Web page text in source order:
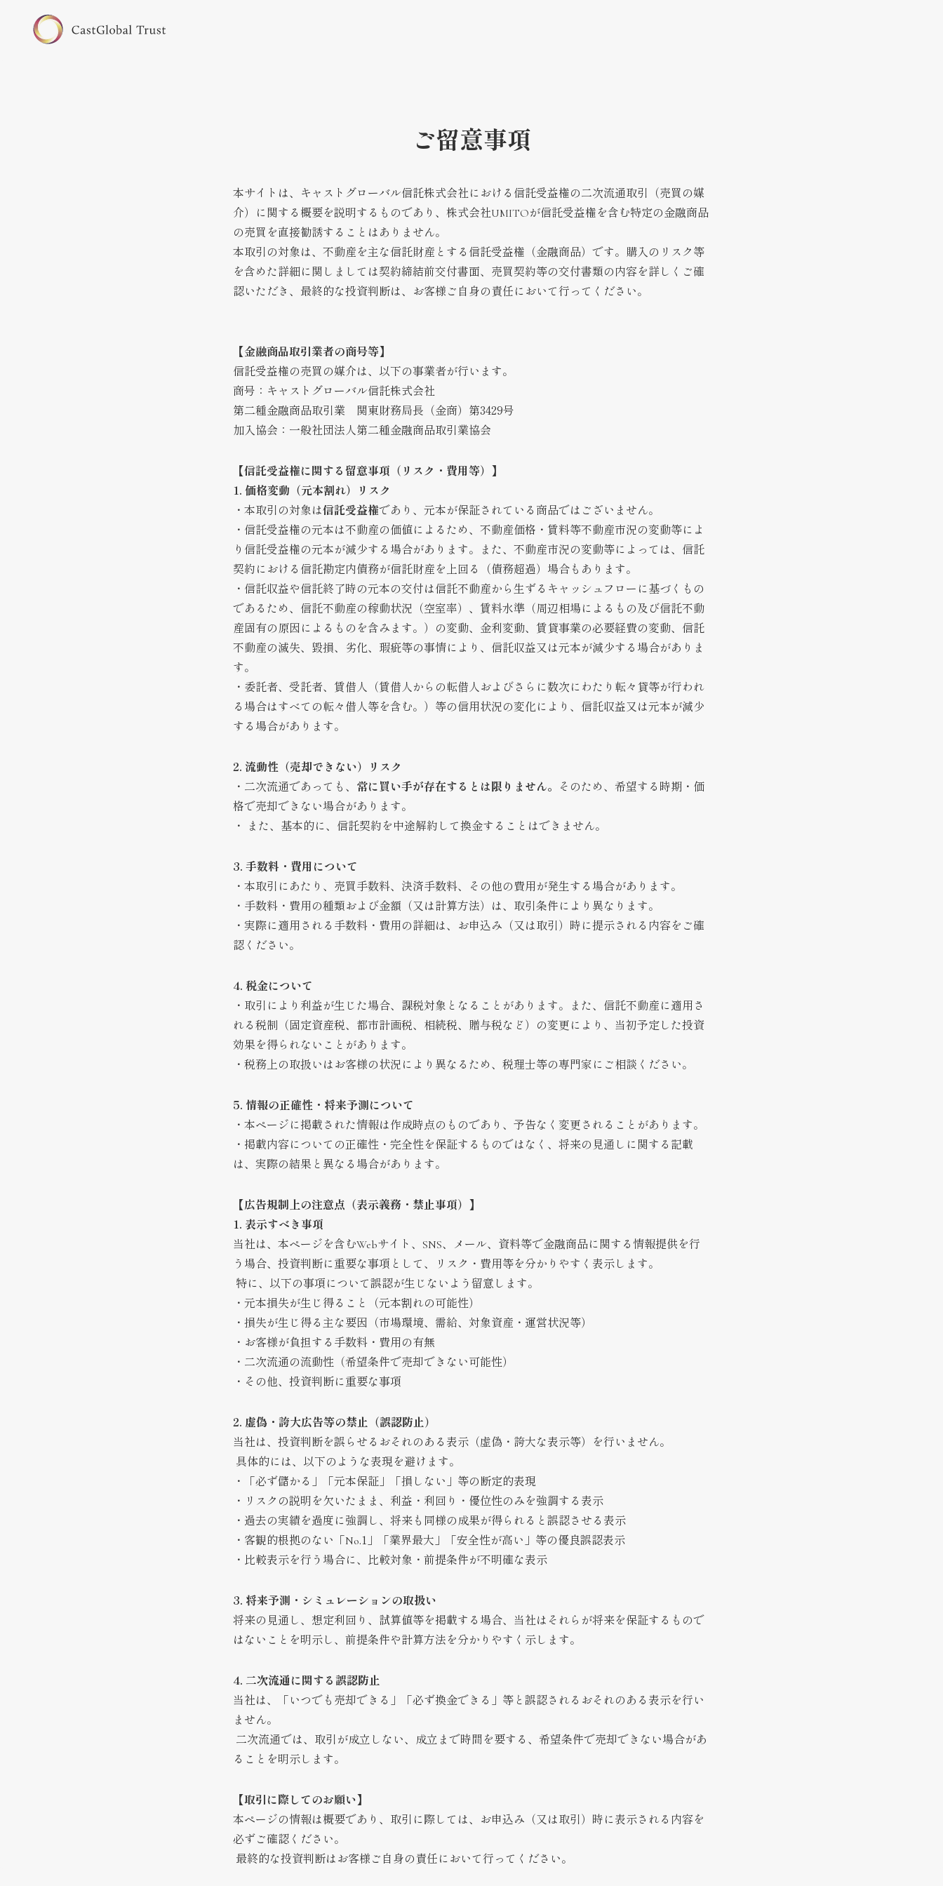
ご留意事項
本サイトは、キャストグローバル信託株式会社における信託受益権の二次流通取引（売買の媒
介）に関する概要を説明するものであり、株式会社UMITOが信託受益権を含む特定の金融商品
の売買を直接勧誘することはありません。
本取引の対象は、不動産を主な信託財産とする信託受益権（金融商品）です。購入のリスク等
を含めた詳細に関しましては契約締結前交付書面、売買契約等の交付書類の内容を詳しくご確
認いただき、最終的な投資判断は、お客様ご自身の責任において行ってください。
【金融商品取引業者の商号等】
信託受益権の売買の媒介は、以下の事業者が行います。
商号：キャストグローバル信託株式会社
第二種金融商品取引業 関東財務局長（金商）第3429号
加入協会：一般社団法人第二種金融商品取引業協会
【信託受益権に関する留意事項（リスク・費用等） 】
1. 価格変動（元本割れ）リスク
・本取引の対象は信託受益権であり、元本が保証されている商品ではございません。
・信託受益権の元本は不動産の価値によるため、不動産価格・賃料等不動産市況の変動等によ
り信託受益権の元本が減少する場合があります。また、不動産市況の変動等によっては、信託
契約における信託勘定内債務が信託財産を上回る（債務超過）場合もあります。
・信託収益や信託終了時の元本の交付は信託不動産から生ずるキャッシュフローに基づくもの
であるため、信託不動産の稼動状況（空室率）、賃料水準（周辺相場によるもの及び信託不動
産固有の原因によるものを含みます。）の変動、金利変動、賃貸事業の必要経費の変動、信託
不動産の滅失、毀損、劣化、瑕疵等の事情により、信託収益又は元本が減少する場合がありま
す。
・委託者、受託者、賃借人（賃借人からの転借人およびさらに数次にわたり転々貸等が行われ
る場合はすべての転々借人等を含む。）等の信用状況の変化により、信託収益又は元本が減少
する場合があります。
2. 流動性（売却できない）リスク
・二次流通であっても、 常に買い手が存在するとは限りません。
そのため、希望する時期・価
格で売却できない場合があります。
・ また、基本的に、信託契約を中途解約して換金することはできません。
3. 手数料・費用について
・本取引にあたり、売買手数料、決済手数料、その他の費用が発生する場合があります。
・手数料・費用の種類および金額（又は計算方法）は、取引条件により異なります。
・実際に適用される手数料・費用の詳細は、お申込み（又は取引）時に提示される内容をご確
認ください。
4. 税金について
・取引により利益が生じた場合、課税対象となることがあります。また、信託不動産に適用さ
れる税制（固定資産税、都市計画税、相続税、贈与税など）の変更により、当初予定した投資
効果を得られないことがあります。
・税務上の取扱いはお客様の状況により異なるため、税理士等の専門家にご相談ください。
5. 情報の正確性・将来予測について
・本ページに掲載された情報は作成時点のものであり、予告なく変更されることがあります。
・掲載内容についての正確性・完全性を保証するものではなく、将来の見通しに関する記載
は、実際の結果と異なる場合があります。
【広告規制上の注意点（表示義務・禁止事項）】
1. 表示すべき事項
当社は、本ページを含むWebサイト、SNS、メール、資料等で金融商品に関する情報提供を行
う場合、投資判断に重要な事項として、リスク・費用等を分かりやすく表示します。
特に、以下の事項について誤認が生じないよう留意します。
・元本損失が生じ得ること（元本割れの可能性）
・損失が生じ得る主な要因（市場環境、需給、対象資産・運営状況等）
・お客様が負担する手数料・費用の有無
・二次流通の流動性（希望条件で売却できない可能性）
・その他、投資判断に重要な事項
2. 虚偽・誇大広告等の禁止（誤認防止）
当社は、投資判断を誤らせるおそれのある表示（虚偽・誇大な表示等）を行いません。
具体的には、以下のような表現を避けます。
・「必ず儲かる」「元本保証」「損しない」等の断定的表現
・リスクの説明を欠いたまま、利益・利回り・優位性のみを強調する表示
・過去の実績を過度に強調し、将来も同様の成果が得られると誤認させる表示
・客観的根拠のない「No.1」「業界最大」「安全性が高い」等の優良誤認表示
・比較表示を行う場合に、比較対象・前提条件が不明確な表示
3. 将来予測・シミュレーションの取扱い
将来の見通し、想定利回り、試算値等を掲載する場合、当社はそれらが将来を保証するもので
はないことを明示し、前提条件や計算方法を分かりやすく示します。
4. 二次流通に関する誤認防止
当社は、「いつでも売却できる」「必ず換金できる」等と誤認されるおそれのある表示を行い
ません。
二次流通では、取引が成立しない、成立まで時間を要する、希望条件で売却できない場合があ
ることを明示します。
【取引に際してのお願い】
本ページの情報は概要であり、取引に際しては、お申込み（又は取引）時に表示される内容を
必ずご確認ください。
最終的な投資判断はお客様ご自身の責任において行ってください。